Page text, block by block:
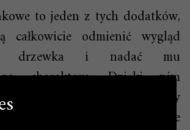
to jeden z tych dodatków,
całkowicie odmienić wygląd
drzewka i nadać mu
charakteru. Dzięki nim
świąteczne zyskują nowy
się bardziej osobiste, eleganckie